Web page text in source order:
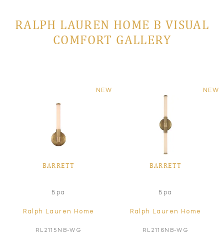
RALPH LAUREN HOME В VISUAL
COMFORT GALLERY
NEW
BARRETT
Бра
Ralph Lauren Home
RL2115NB-WG
NEW
BARRETT
Бра
Ralph Lauren Home
RL2116NB-WG